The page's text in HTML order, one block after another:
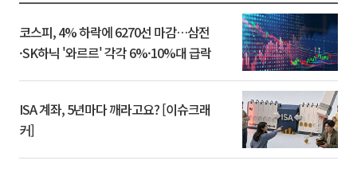
코스피, 4% 하락에 6270선 마감…삼전
·SK하닉 '와르르' 각각 6%·10%대 급락
ISA 계좌, 5년마다 깨라고요? [이슈크래
커]